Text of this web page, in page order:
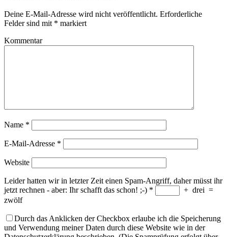
Deine E-Mail-Adresse wird nicht veröffentlicht. Erforderliche
Felder sind mit * markiert
Kommentar
Name *
E-Mail-Adresse *
Website
Leider hatten wir in letzter Zeit einen Spam-Angriff, daher müsst ihr
jetzt rechnen - aber: Ihr schafft das schon! ;-) * + drei =
zwölf
Durch das Anklicken der Checkbox erlaube ich die Speicherung
und Verwendung meiner Daten durch diese Website wie in der